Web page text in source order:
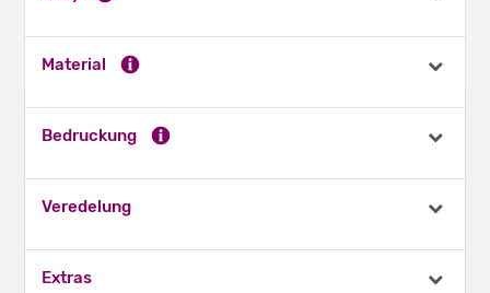
Material
Bedruckung
Veredelung
Extras